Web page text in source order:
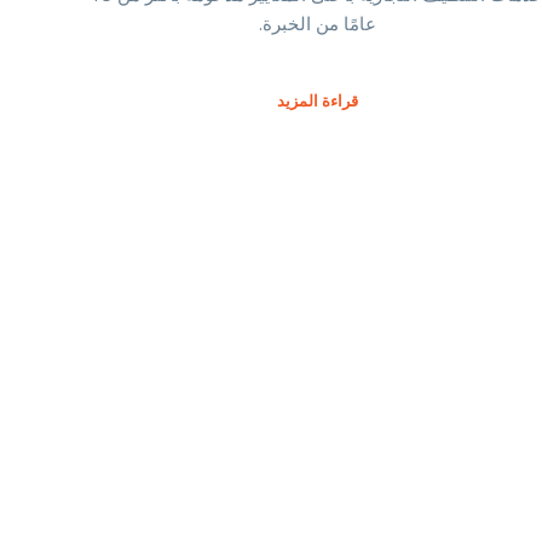
عامًا من الخبرة.
قراءة المزيد